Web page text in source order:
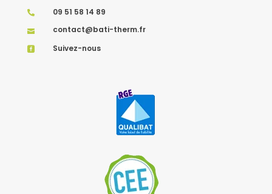
 09 51 58 14 89
 contact@bati-therm.fr
 Suivez-nous